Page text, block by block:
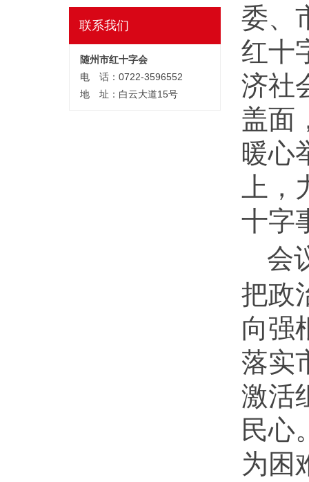
联系我们
随州市红十字会
电 话：0722-3596552
地 址：白云大道15号
委、
红十
济社
盖面
暖心
上，
十字
会
把政
向强
落实
激活
民心
为困